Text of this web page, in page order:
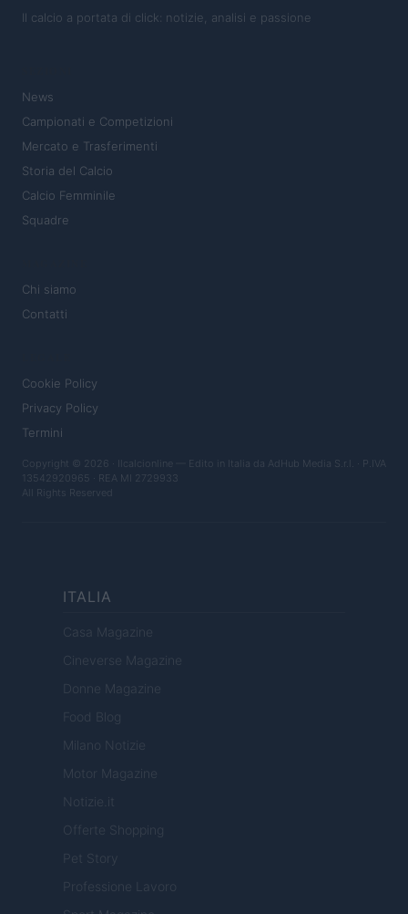
Il calcio a portata di click: notizie, analisi e passione
News
Campionati e Competizioni
Mercato e Trasferimenti
Storia del Calcio
Calcio Femminile
Squadre
Chi siamo
Contatti
Cookie Policy
Privacy Policy
Termini
Copyright © 2026 · Ilcalcionline — Edito in Italia da AdHub Media S.r.l. · P.IVA
13542920965 · REA MI 2729933
All Rights Reserved
ITALIA
Casa Magazine
Cineverse Magazine
Donne Magazine
Food Blog
Milano Notizie
Motor Magazine
Notizie.it
Offerte Shopping
Pet Story
Professione Lavoro